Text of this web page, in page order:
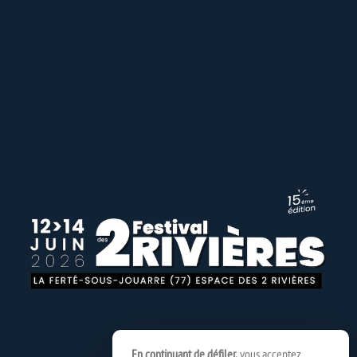
En continuant de défiler,vous acceptez